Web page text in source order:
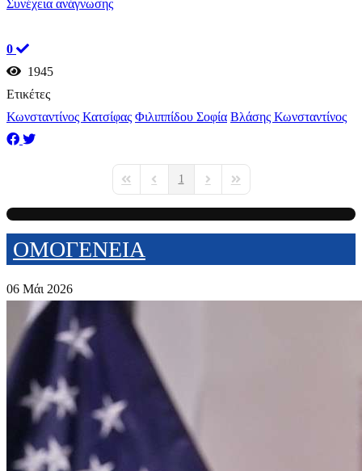
Συνέχεια ανάγνωσης
0
1945
Ετικέτες
Κωνσταντίνος Κατσίφας Φιλιππίδου Σοφία Βλάσης Κωνσταντίνος
First PagePrevious Page
1
Next PageLast Page
ΟΜΟΓΕΝΕΙΑ
06 Μάι 2026